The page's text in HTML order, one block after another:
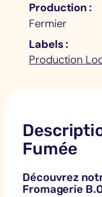
Production
Fermier
Labels
Production
Fumée
Découvrez
Fromagerie